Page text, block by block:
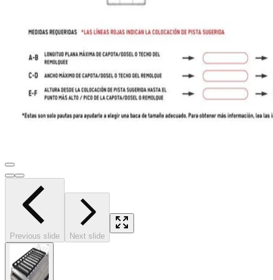
Previous slide Next slide